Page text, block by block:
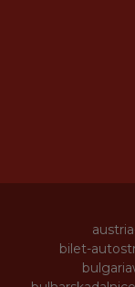
bilet-